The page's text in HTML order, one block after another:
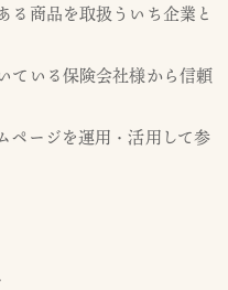
る商品を取扱ういち企業と
ている保険会社様から信頼
ページを運用・活用して参